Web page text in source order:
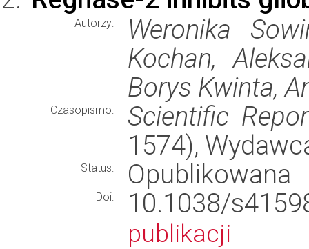
Autorzy:
Weronika
Kochan,
Borys Kwinta,
Czasopismo:
Scientific
1574),
Status: Opublikowana
Doi: 10.1038/
publikacji